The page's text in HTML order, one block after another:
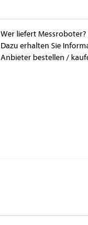
Wer liefert
Dazu erhalten Sie
Anbieter bestellen /